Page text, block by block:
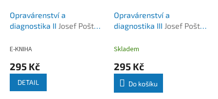
Opravárenství a
diagnostika II Josef Pošta
E-KNIHA
295 Kč
DETAIL
Opravárenství a
diagnostika III Josef Pošta
Skladem
295 Kč
Do košíku